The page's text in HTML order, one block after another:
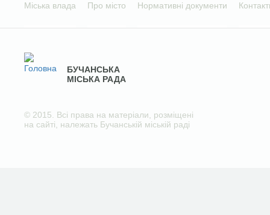
Міська влада Про місто Нормативні документи
БУЧАНСЬКА
МІСЬКА РАДА
© 2015. Всі права на матеріали, розміщені
на сайті, належать Бучанській міській раді